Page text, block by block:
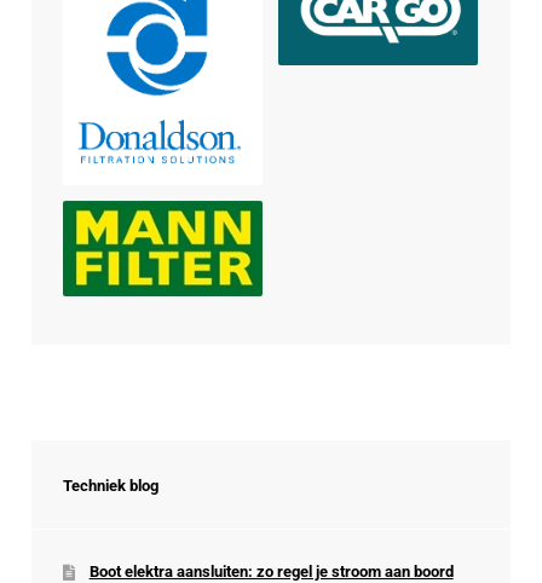
Techniek blog
Boot elektra aansluiten: zo regel je stroom aan boord